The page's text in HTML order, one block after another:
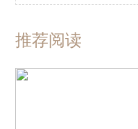
推荐阅读